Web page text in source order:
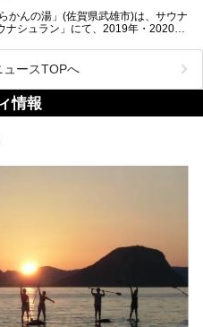
のニフティ温泉ライターである筆者が
湯」を現地体験。定番の大浴場をは
百年の湯【PR】
百年の湯のPRレポート記事です。
かんの湯」(佐賀県武雄市)は、サウナ
ナシュラン」にて、2019年・2020
過言ではありません。
サウナと温泉入浴施設を、男女別浴室
ました！ さらには、御船山楽園で同
品展も併せてご紹介。アート＆サウ
も無かった組み合わせで、新体験!し
ュースTOPへ
情報